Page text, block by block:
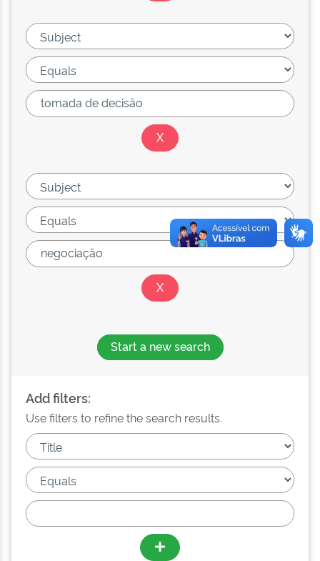
Start a new search
Add filters:
Use filters to refine the search results.